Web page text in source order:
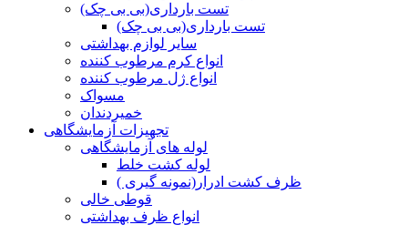
تست بارداری(بی بی چک)
تست بارداری(بی بی چک)
سایر لوازم بهداشتی
انواع کرم مرطوب کننده
انواع ژل مرطوب کننده
مسواک
خمیردندان
تجهیزات آزمایشگاهی
لوله های آزمایشگاهی
لوله کشت خلط
ظرف کشت ادرار(نمونه گیری )
قوطی خالی
انواع ظرف بهداشتی